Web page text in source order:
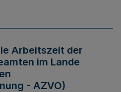
Arbeitszeit der
im Lande
- AZVO)